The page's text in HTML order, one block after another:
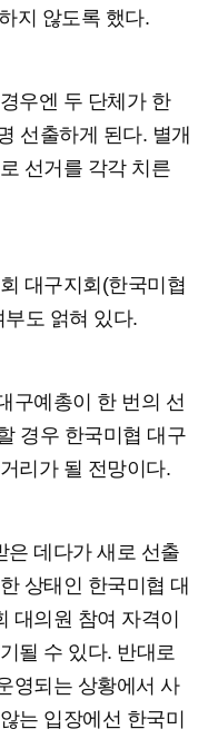
지 않도록 했다.
우엔 두 단체가 한
선출하게 된다. 별개
선거를 각각 치른
대구지회(한국미협
도 얽혀 있다.
구예총이 한 번의 선
경우 한국미협 대구
리가 될 전망이다.
은 데다가 새로 선출
상태인 한국미협 대
대의원 참여 자격이
될 수 있다. 반대로
영되는 상황에서 사
는 입장에선 한국미